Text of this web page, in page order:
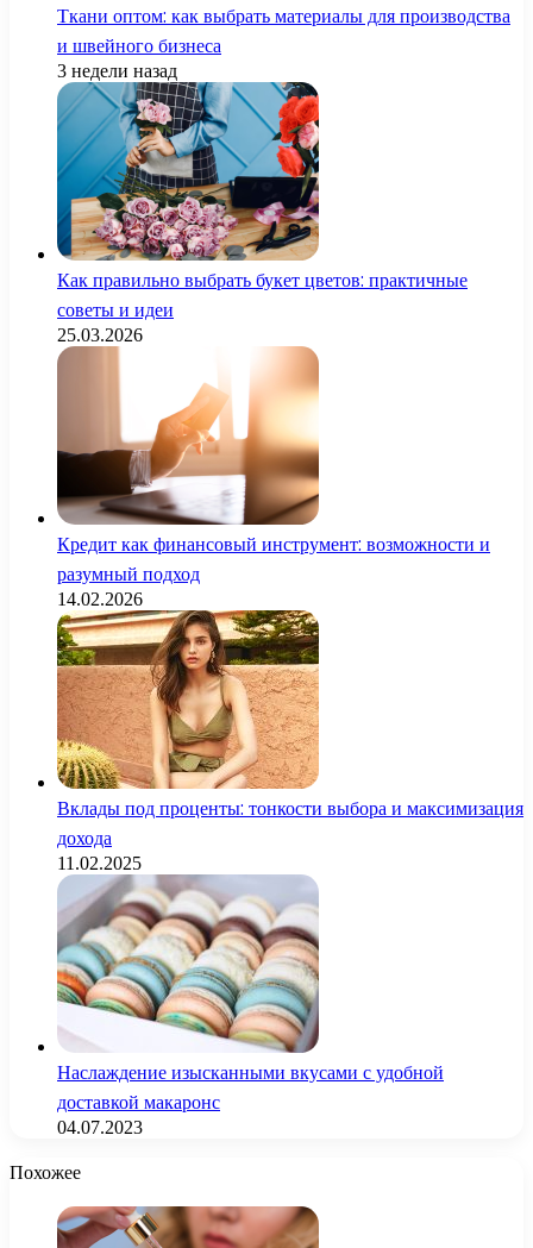
Ткани оптом: как выбрать материалы для производства
и швейного бизнеса
3 недели назад
Как правильно выбрать букет цветов: практичные
советы и идеи
25.03.2026
Кредит как финансовый инструмент: возможности и
разумный подход
14.02.2026
Вклады под проценты: тонкости выбора и максимизация
дохода
11.02.2025
Наслаждение изысканными вкусами с удобной
доставкой макаронс
04.07.2023
Похожее